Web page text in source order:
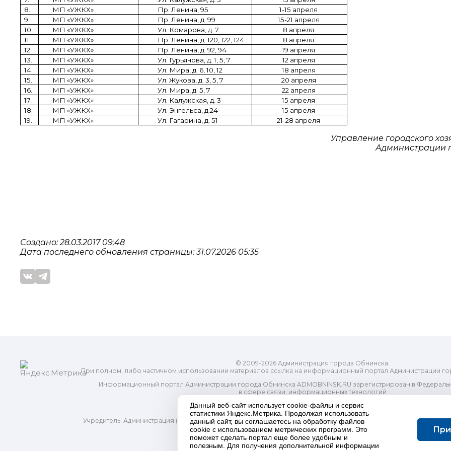
8.
МП «УЖКХ» Пр. Ленина, 95
1-15 апреля
9.
МП «УЖКХ» Пр. Ленина, д. 99
15-21 апреля
10.
МП «УЖКХ» Ул. Комарова, д. 7
8 апреля
11.
МП «УЖКХ» Пр. Ленина, д. 120, 122, 124
8 апреля
12.
МП «УЖКХ» Пр. Ленина, д. 92, 94
19 апреля
13.
МП «УЖКХ» Ул. Гурьянова, д. 1, 5, 7
12 апреля
14.
МП «УЖКХ» Ул. Мира, д. 6, 10, 12
18 апреля
15.
МП «УЖКХ» Ул. Жукова, д. 3, 5, 7
20 апреля
16.
МП «УЖКХ» Ул. Мира, д. 5, 7
22 апреля
17.
МП «УЖКХ» Ул. Калужская, д. 3
15 апреля
18.
МП «УЖКХ» Ул. Энгельса, д.24
15 апреля
19.
МП «УЖКХ» Ул. Гагарина, д. 51 21-28 апреля
Управление городского
Администрации
Создано: 28.03.2017 09:48
Дата последнего обновления страницы: 31.07.2026 05:35
© 2009-2026 Администрация города Обнинска.
При полном, либо частичном использовании материалов ссылка на информационный портал Администрации
Информационный портал Администрации города Обнинска ADMOBNINSK.RU зарегистрирован в
в сфере связи, информационных технологий
Свидетельство о регистрации Эл № ФС77-73321
Учредитель: Администрация (исполнительно-распорядительный орган) городского округа "Город Обнинск".
Адрес электронной почты Редакции: redactor@admobninsk.ru
Телефон Редакции: +7 (484) 395-85-85
Настоящий ресурс содержит материалы 18+
Данный веб-сайт использует cookie-файлы и сервис
статистики Яндекс.Метрика. Продолжая использовать
данный сайт, вы соглашаетесь на обработку файлов
cookie с использованием метрических программ. Это
поможет сделать портал еще более удобным и
полезным. Для получения дополнительной информации